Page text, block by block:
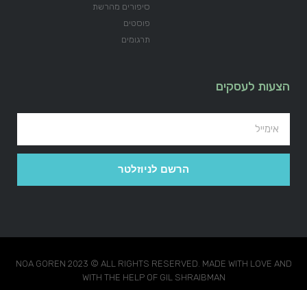
סיפורים מהרשת
פוסטים
תרגומים
הצעות לעסקים
הרשם לניוזלטר
NOA GOREN 2023 © ALL RIGHTS RESERVED. MADE WITH LOVE AND
WITH THE HELP OF GIL SHRAIBMAN